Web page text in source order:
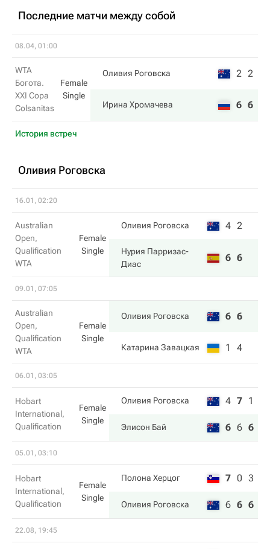
Последние матчи между собой
08.04, 01:00
WTA
Богота.
XXI Copa
Colsanitas
Female
Single
Оливия Роговска 2 2
Ирина Хромачева 6 6
История встреч
Оливия Роговска
16.01, 02:20
Australian
Open,
Qualification
WTA
Female
Single
Оливия Роговска 4 2
Нурия Парризас-
Диас
6 6
09.01, 07:05
Australian
Open,
Qualification
WTA
Female
Single
Оливия Роговска 6 6
Катарина Завацкая 1 4
06.01, 03:05
Hobart
International,
Qualification
Female
Single
Оливия Роговска 4 7 1
Элисон Бай 6 6 6
05.01, 03:10
Hobart
International,
Qualification
Female
Single
Полона Херцог 7 0 3
Оливия Роговска 6 6 6
22.08, 19:45